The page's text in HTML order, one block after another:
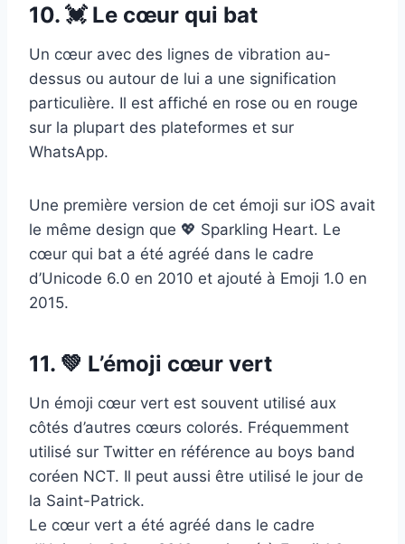
10. 💓 Le cœur qui bat
Un cœur avec des lignes de vibration au-
dessus ou autour de lui a une signification
particulière. Il est affiché en rose ou en rouge
sur la plupart des plateformes et sur
WhatsApp.
Une première version de cet émoji sur iOS avait
le même design que 💖 Sparkling Heart. Le
cœur qui bat a été agréé dans le cadre
d’Unicode 6.0 en 2010 et ajouté à Emoji 1.0 en
2015.
11. 💚 L’émoji cœur vert
Un émoji cœur vert est souvent utilisé aux
côtés d’autres cœurs colorés. Fréquemment
utilisé sur Twitter en référence au boys band
coréen NCT. Il peut aussi être utilisé le jour de
la Saint-Patrick.
Le cœur vert a été agréé dans le cadre